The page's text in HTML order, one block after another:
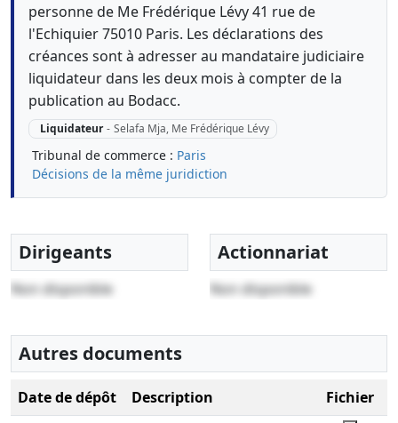
personne de Me Frédérique Lévy 41 rue de
l'Echiquier 75010 Paris. Les déclarations des
créances sont à adresser au mandataire judiciaire
liquidateur dans les deux mois à compter de la
publication au Bodacc.
Liquidateur - Selafa Mja, Me Frédérique Lévy
Tribunal de commerce : Paris
Décisions de la même juridiction
Dirigeants
Non disponible
Actionnariat
Non disponible
Autres documents
Date de dépôt Description
Fichier